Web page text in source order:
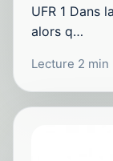
UFR 1 Dans
alors q…
Lecture 2 min